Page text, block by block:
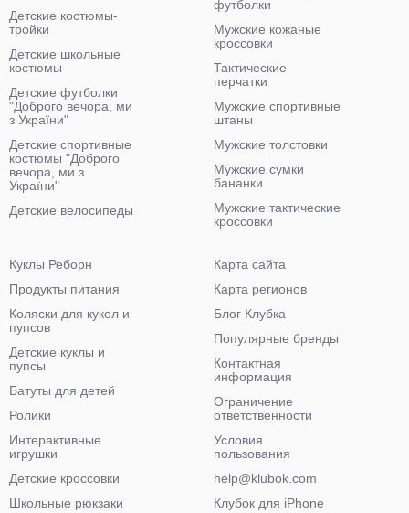
Детские костюмы-
тройки
Детские школьные
костюмы
Детские футболки
"Доброго вечора, ми
з України"
Детские спортивные
костюмы "Доброго
вечора, ми з
України"
Детские велосипеды
футболки
Мужские кожаные
кроссовки
Тактические
перчатки
Мужские спортивные
штаны
Мужские толстовки
Мужские сумки
бананки
Мужские тактические
кроссовки
Куклы Реборн
Продукты питания
Коляски для кукол и
пупсов
Детские куклы и
пупсы
Батуты для детей
Ролики
Интерактивные
игрушки
Детские кроссовки
Школьные рюкзаки
Карта сайта
Карта регионов
Блог Клубка
Популярные бренды
Контактная
информация
Ограничение
ответственности
Условия
пользования
help@klubok.com
Клубок для iPhone